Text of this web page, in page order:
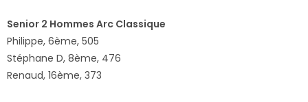
Senior 2 Hommes Arc Classique
Philippe, 6ème, 505
Stéphane D, 8ème, 476
Renaud, 16ème, 373